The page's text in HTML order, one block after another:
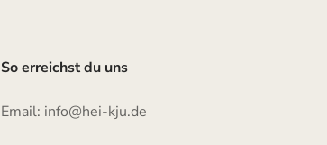
So erreichst du uns
Email: info@hei-kju.de